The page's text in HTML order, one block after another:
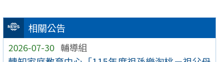
相關公告
2026-07-30 輔導組